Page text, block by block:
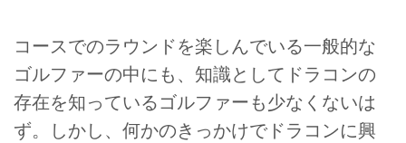
コースでのラウンドを楽しんでいる一般的な
ゴルファーの中にも、知識としてドラコンの
存在を知っているゴルファーも少なくないは
ず。しかし、何かのきっかけでドラコンに興